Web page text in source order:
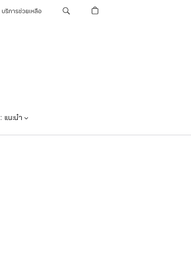
บริการช่วยเหลือ
: แนะนำ